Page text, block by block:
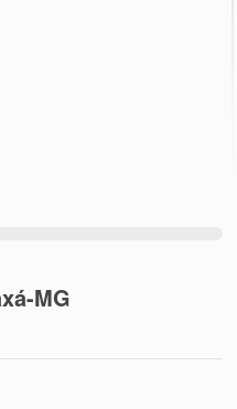
MG